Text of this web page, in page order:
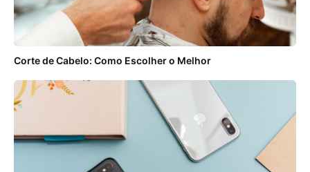
Corte de Cabelo: Como Escolher o Melhor